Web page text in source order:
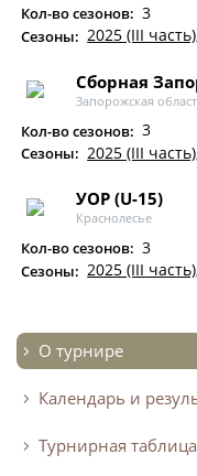
О турнире
Календарь и
Турнирная таблица
Кол-во сезонов: 3
Сезоны: 2025 (III часть)
Сборная
Запорожская
Кол-во сезонов: 3
Сезоны: 2025 (III часть)
УОР (U-15)
Краснолесье
Кол-во сезонов: 3
Сезоны: 2025 (III часть)